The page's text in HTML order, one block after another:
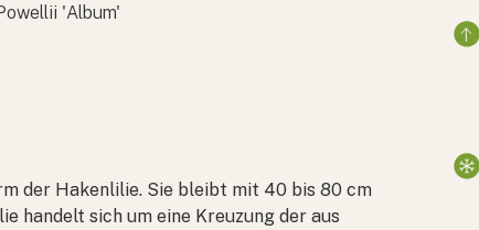
'Album'
der Hakenlilie. Sie bleibt mit 40 bis 80 cm
handelt sich um eine Kreuzung der aus